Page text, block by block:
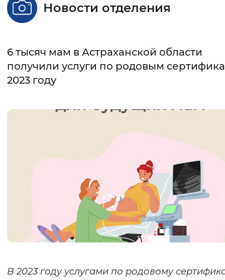
Стандартный Увеличенный
Без засечек С засечками
Инверсивный
Синий фон
Изображения
Включены Выключены
Звуковой ассистент
Новости отделения
6 тысяч мам в Астраханской области
получили услуги по родовым
2023 году
В 2023 году услугами по родовому